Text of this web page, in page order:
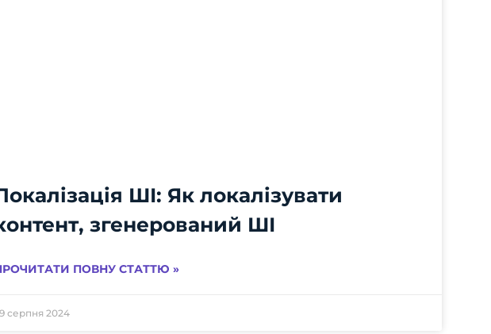
ШІ: Як локалізувати
згенерований ШІ
ПОВНУ СТАТТЮ »
серпня 2024